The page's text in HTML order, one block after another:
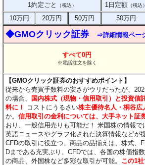
1約定ごと （税込） 1日定額 （税込）
10万円
20万円 50万円 50万円
◆GMOクリック証券 ⇒詳細情報ペー
すべて0円
※電話注文を除く
【GMOクリック証券のおすすめポイント】
従来から売買手数料の安さがウリだったが、
の場合、 国内株式（現物・信用取引）と投資信
料に！
コストにうるさい株主優待名人・桐谷広
か。信用取引の金利については、大手ネット証
おり、一般信用売りも可能だ！ 米国株の情報
英語ニュースやグラフ化された決算情報などが
CFDの取引に役立つ。商品の品揃えは、株式、
Dまである充実ぶり。CFDでは、各国の株価指
の商品、外国株など多彩な取引が可能。 この1